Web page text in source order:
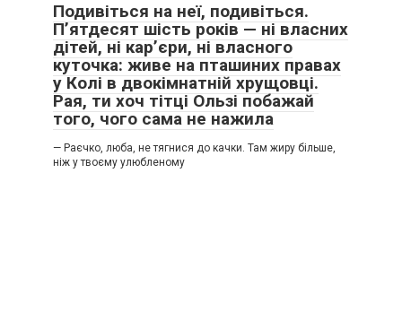
Подивіться на неї, подивіться.
П’ятдесят шість років — ні власних
дітей, ні кар’єри, ні власного
куточка: живе на пташиних правах
у Колі в двокімнатній хрущовці.
Рая, ти хоч тітці Ользі побажай
того, чого сама не нажила
— Раєчко, люба, не тягнися до качки. Там жиру більше,
ніж у твоєму улюбленому